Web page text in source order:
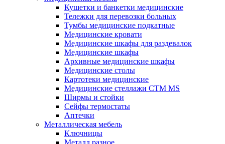
Кушетки и банкетки медицинские
Тележки для перевозки больных
Тумбы медицинские подкатные
Медицинские кровати
Медицинские шкафы для раздевалок
Медицинские шкафы
Архивные медицинские шкафы
Медицинские столы
Картотеки медицинские
Медицинские стеллажи CTM MS
Ширмы и стойки
Сейфы термостаты
Аптечки
Металлическая мебель
Ключницы
Металл разное